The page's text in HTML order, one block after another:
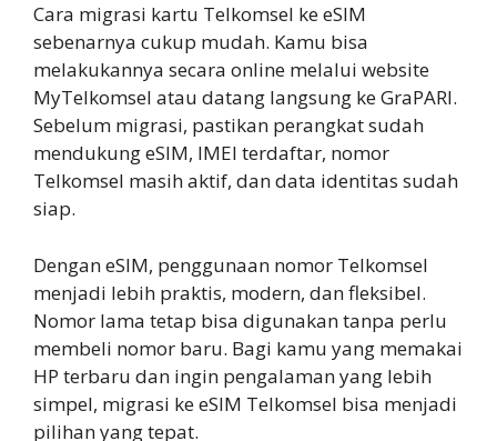
Cara migrasi kartu Telkomsel ke eSIM
sebenarnya cukup mudah. Kamu bisa
melakukannya secara online melalui website
MyTelkomsel atau datang langsung ke GraPARI.
Sebelum migrasi, pastikan perangkat sudah
mendukung eSIM, IMEI terdaftar, nomor
Telkomsel masih aktif, dan data identitas sudah
siap.
Dengan eSIM, penggunaan nomor Telkomsel
menjadi lebih praktis, modern, dan fleksibel.
Nomor lama tetap bisa digunakan tanpa perlu
membeli nomor baru. Bagi kamu yang memakai
HP terbaru dan ingin pengalaman yang lebih
simpel, migrasi ke eSIM Telkomsel bisa menjadi
pilihan yang tepat.